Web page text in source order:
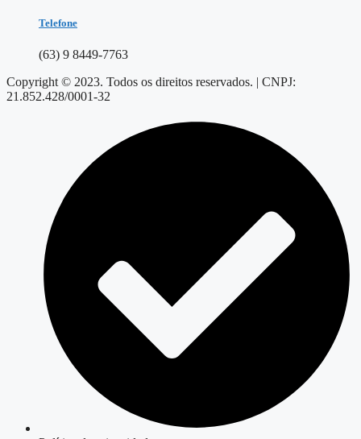
Telefone
(63) 9 8449-7763
Copyright © 2023. Todos os direitos reservados. | CNPJ:
21.852.428/0001-32